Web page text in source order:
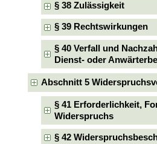
§ 38 Zulässigkeit
§ 39 Rechtswirkungen
§ 40 Verfall und
Dienst- oder
Abschnitt 5
§ 41 Erforderlichkeit,
Widerspruchs
§ 42